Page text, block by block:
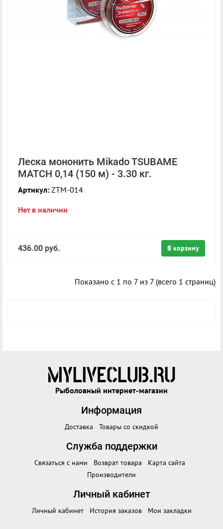
Леска мононить Mikado TSUBAME
MATCH 0,14 (150 м) - 3.30 кг.
Артикул: ZTM-014
Нет в наличии
В корзину
436.00 руб.
Показано с 1 по 7 из 7 (всего 1 страниц)
Рыболовный интернет-магазин
Информация
Доставка Товары со скидкой
Служба поддержки
Связаться с нами Возврат товара
Карта сайта
Производители
Личный кабинет
Личный кабинет История заказов Мои закладки